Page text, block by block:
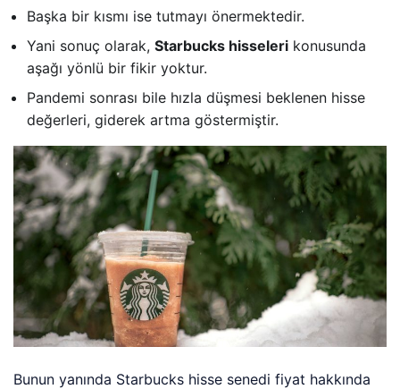
Başka bir kısmı ise tutmayı önermektedir.
Yani sonuç olarak,Starbucks hisseleri konusunda
aşağı yönlü bir fikir yoktur.
Pandemi sonrası bile hızla düşmesi beklenen hisse
değerleri, giderek artma göstermiştir.
Bunun yanında Starbucks hisse senedi fiyat hakkında